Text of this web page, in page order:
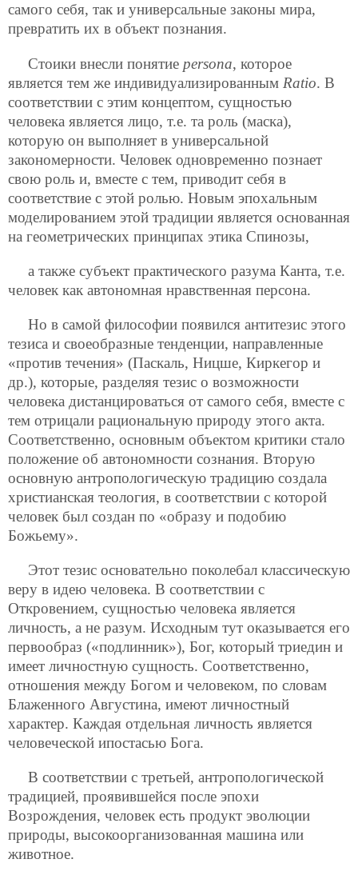
самого себя, так и универсальные законы мира,
превратить их в объект познания.
Стоики внесли понятие persona, которое
является тем же индивидуализированным Ratio. В
соответствии с этим концептом, сущностью
человека является лицо, т.е. та роль (маска),
которую он выполняет в универсальной
закономерности. Человек одновременно познает
свою роль и, вместе с тем, приводит себя в
соответствие с этой ролью. Новым эпохальным
моделированием этой традиции является основанная
на геометрических принципах этика Спинозы,
а также субъект практического разума Канта, т.е.
человек как автономная нравственная персона.
Но в самой философии появился антитезис этого
тезиса и своеобразные тенденции, направленные
«против течения» (Паскаль, Ницше, Киркегор и
др.), которые, разделяя тезис о возможности
человека дистанцироваться от самого себя, вместе с
тем отрицали рациональную природу этого акта.
Соответственно, основным объектом критики стало
положение об автономности сознания. Вторую
основную антропологическую традицию создала
христианская теология, в соответствии с которой
человек был создан по «образу и подобию
Божьему».
Этот тезис основательно поколебал классическую
веру в идею человека. В соответствии с
Откровением, сущностью человека является
личность, а не разум. Исходным тут оказывается его
первообраз («подлинник»), Бог, который триедин и
имеет личностную сущность. Соответственно,
отношения между Богом и человеком, по словам
Блаженного Августина, имеют личностный
характер. Каждая отдельная личность является
человеческой ипостасью Бога.
В соответствии с третьей, антропологической
традицией, проявившейся после эпохи
Возрождения, человек есть продукт эволюции
природы, высокоорганизованная машина или
животное.